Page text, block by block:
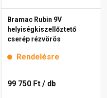
Bramac Rubin 9V
helyiségkiszellőztető
cserép rézvörös
Rendelésre
99 750 Ft / db